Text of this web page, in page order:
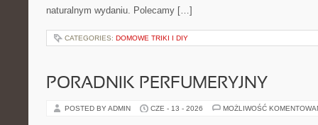
naturalnym wydaniu. Polecamy […]
CATEGORIES: DOMOWE TRIKI I DIY
PORADNIK PERFUMERYJNY
POSTED BY ADMIN CZE - 13 - 2026 MOŻLIWOŚĆ